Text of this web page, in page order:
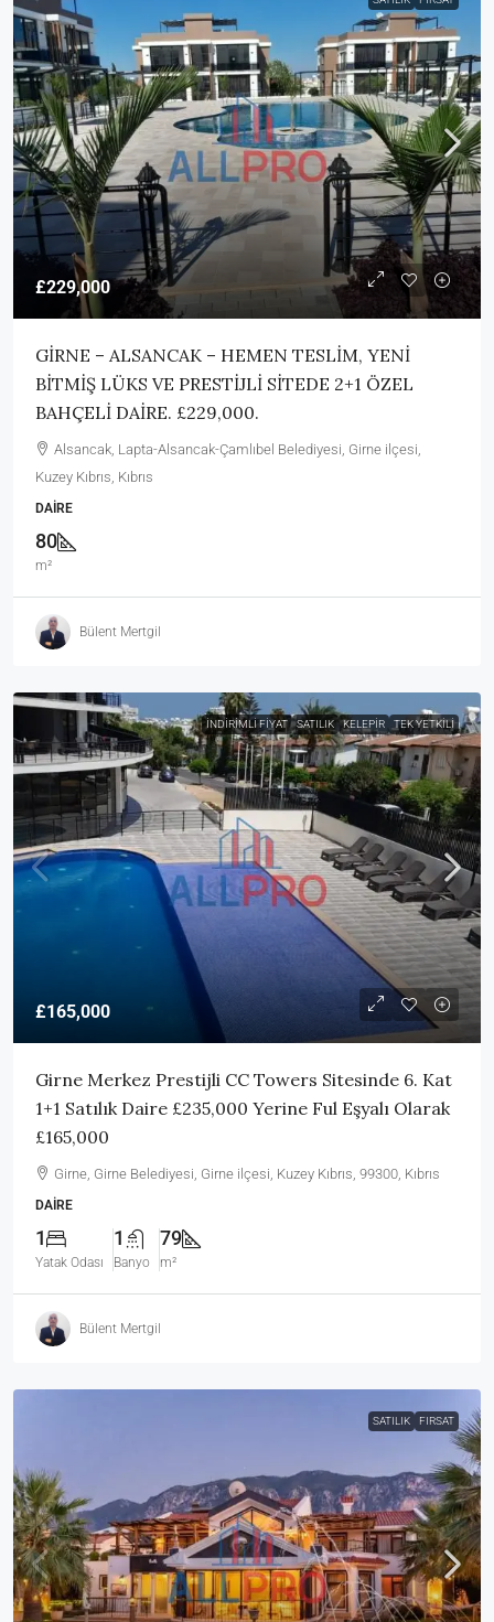
£229,000
GİRNE – ALSANCAK – HEMEN TESLİM, YENİ
BİTMİŞ LÜKS VE PRESTİJLİ SİTEDE 2+1 ÖZEL
BAHÇELİ DAİRE. £229,000.
Alsancak, Lapta-Alsancak-Çamlıbel Belediyesi, Girne ilçesi,
Kuzey Kıbrıs, Kıbrıs
DAIRE
80
m²
Bülent Mertgil
İNDIRIMLI FIYAT SATILIK KELEPIR TEK YETKILI
£165,000
Girne Merkez Prestijli CC Towers Sitesinde 6. Kat
1+1 Satılık Daire £235,000 Yerine Ful Eşyalı Olarak
£165,000
Girne, Girne Belediyesi, Girne ilçesi, Kuzey Kıbrıs, 99300, Kıbrıs
DAIRE
1
Yatak Odası
1
Banyo
79
m²
Bülent Mertgil
SATILIK FIRSAT